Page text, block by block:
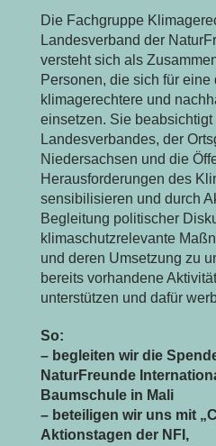
Die Fachgruppe
Landesverband der
versteht sich als
Personen, die sich für eine
klimagerechtere und
einsetzen. Sie
Landesverbandes, der
Niedersachsen und die
Herausforderungen des
sensibilisieren und durch
Begleitung politischer
klimaschutzrelevante
und deren Umsetzung zu
bereits vorhandene
unterstützen und dafür
So:
– begleiten wir die
NaturFreunde
Baumschule in Mali
– beteiligen wir uns mit
Aktionstagen der NFI,